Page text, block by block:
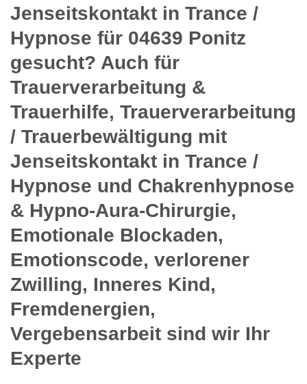
Jenseitskontakt in Trance /
Hypnose für 04639 Ponitz
gesucht? Auch für
Trauerverarbeitung &
Trauerhilfe, Trauerverarbeitung
/ Trauerbewältigung mit
Jenseitskontakt in Trance /
Hypnose und Chakrenhypnose
& Hypno-Aura-Chirurgie,
Emotionale Blockaden,
Emotionscode, verlorener
Zwilling, Inneres Kind,
Fremdenergien,
Vergebensarbeit sind wir Ihr
Experte